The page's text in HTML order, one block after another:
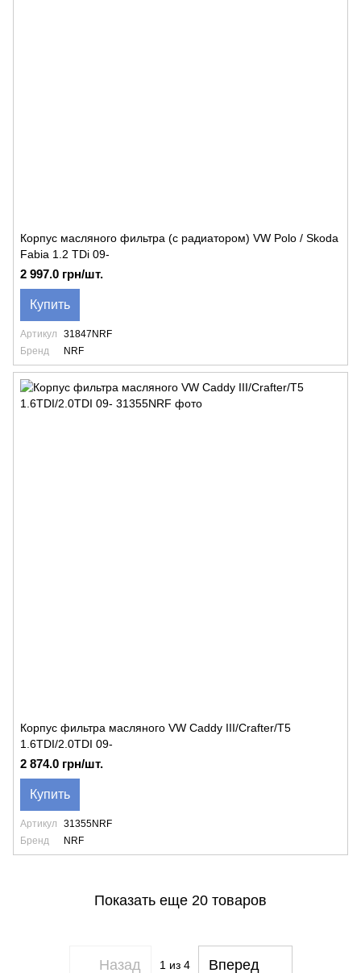
Корпус масляного фильтра (с радиатором) VW Polo / Skoda
Fabia 1.2 TDi 09-
2 997.0 грн/шт.
Купить
Артикул
31847NRF
Бренд
NRF
Корпус фильтра масляного VW Caddy III/Crafter/T5
1.6TDI/2.0TDI 09-
2 874.0 грн/шт.
Купить
Артикул
31355NRF
Бренд
NRF
Показать еще 20 товаров
Назад 1 из 4 Вперед